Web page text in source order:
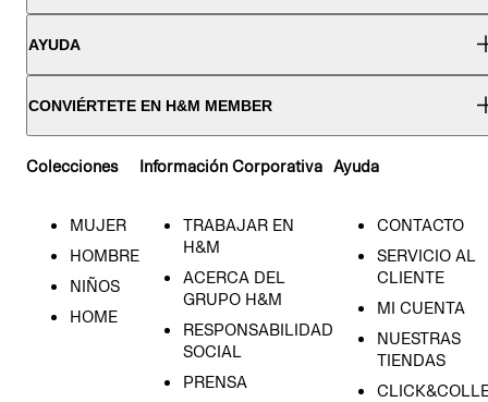
AYUDA
CONVIÉRTETE EN H&M MEMBER
Colecciones
MUJER
HOMBRE
NIÑOS
HOME
Información Corporativa
TRABAJAR EN
H&M
ACERCA DEL
GRUPO H&M
RESPONSABILIDAD
SOCIAL
PRENSA
Ayuda
CONTACTO
SERVICIO AL
CLIENTE
MI CUENTA
NUESTRAS
TIENDAS